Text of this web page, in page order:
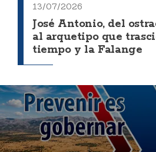
13/07/2026
José Antonio, del
al arquetipo que
tiempo y la Falange